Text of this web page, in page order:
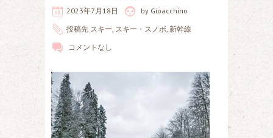
2023年7月18日 by Gioacchino
投稿先 スキー スキー・スノボ 新幹線
コメントなし